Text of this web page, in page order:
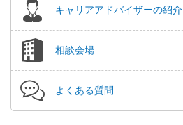
キャリアアドバイザーの紹介
相談会場
よくある質問